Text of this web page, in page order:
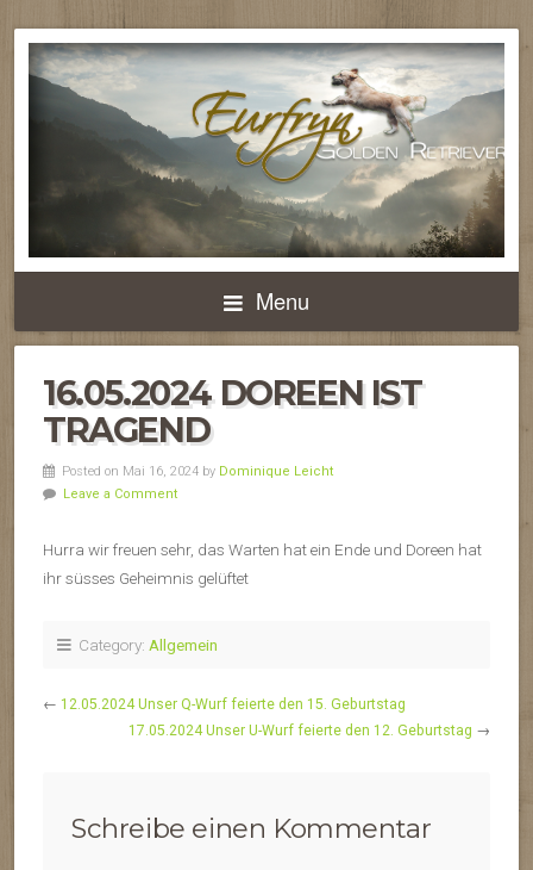
Menu
16.05.2024 DOREEN IST
TRAGEND
Posted on Mai 16, 2024 by Dominique Leicht
Leave a Comment
Hurra wir freuen sehr, das Warten hat ein Ende und Doreen hat
ihr süsses Geheimnis gelüftet
Category: Allgemein
← 12.05.2024 Unser Q-Wurf feierte den 15. Geburtstag
17.05.2024 Unser U-Wurf feierte den 12. Geburtstag →
Schreibe einen Kommentar